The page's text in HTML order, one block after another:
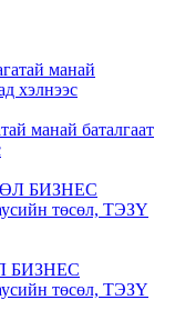
манай баталгаат
БИЗНЕС
төсөл, ТЭЗҮ